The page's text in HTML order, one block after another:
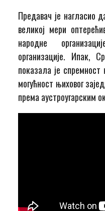
Предавач је нагласио
великој мери
народне
организације. Ипак,
показала је спремност
могућност њиховог
према аустроугарским